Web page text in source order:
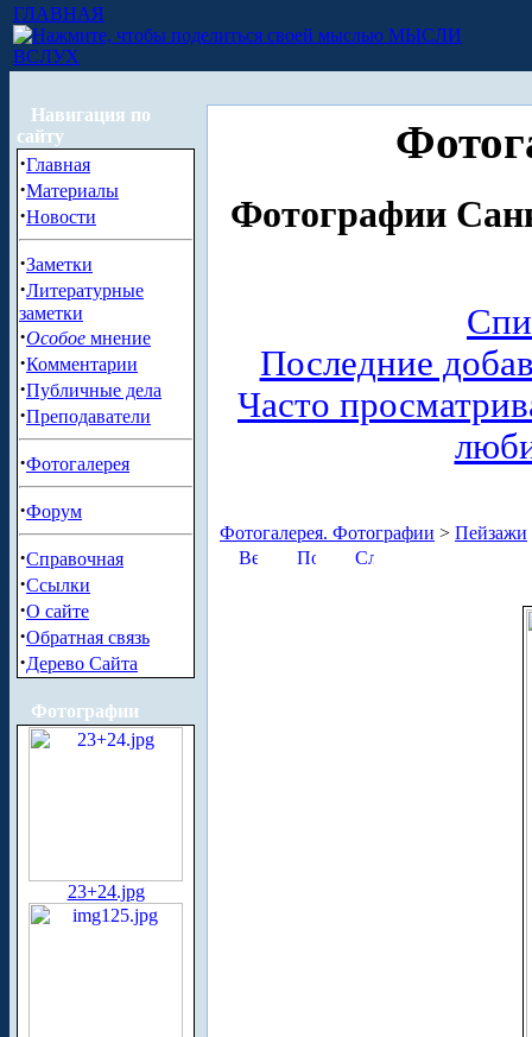
ГЛАВНАЯ
МЫСЛИ
ВСЛУХ
Навигация по
сайту
·Главная
·Материалы
·Новости
·Заметки
·Литературные
заметки
·Особое мнение
·Комментарии
·Публичные дела
·Преподаватели
·Фотогалерея
·Форум
·Справочная
·Ссылки
·О сайте
·Обратная связь
·Дерево Сайта
Фотографии
23+24.jpg
Фотографии
Последние
Часто
Фотогалерея. Фотографии > Пейзажи